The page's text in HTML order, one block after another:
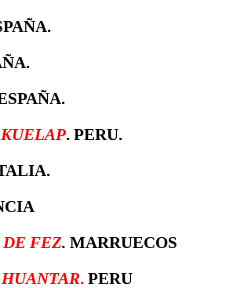
. PERU.
FEZ. MARRUECOS
. PERU